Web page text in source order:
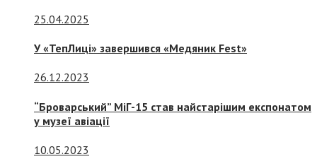
25.04.2025
У «ТепЛиці» завершився «Медяник Fest»
26.12.2023
“Броварський” МіГ-15 став найстарішим експонатом
у музеї авіації
10.05.2023